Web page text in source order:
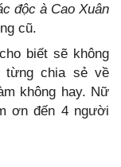
độc à Cao Xuân
cũ.
biết sẽ không
chia sẻ về
không hay. Nữ
ơn đến 4 người